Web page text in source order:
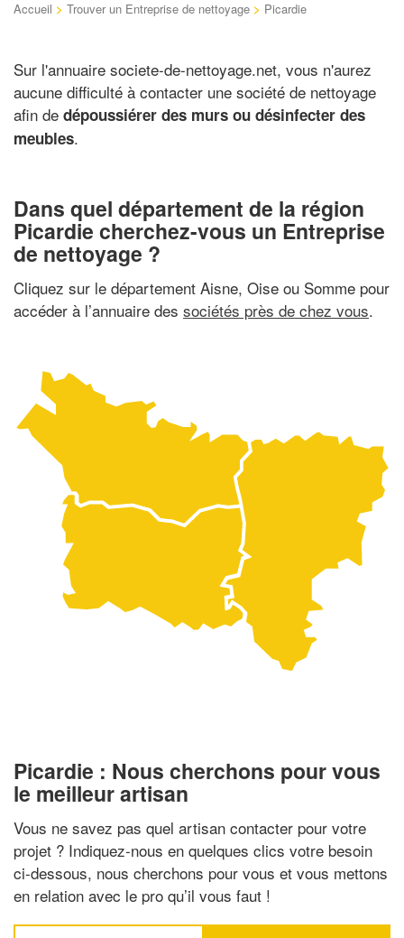
Accueil > Trouver un Entreprise de nettoyage > Picardie
Sur l'annuaire societe-de-nettoyage.net, vous n'aurez
aucune difficulté à contacter une société de nettoyage
afin de dépoussiérer des murs ou désinfecter des
meubles.
Dans quel département de la région
Picardie cherchez-vous un Entreprise
de nettoyage ?
Cliquez sur le département Aisne, Oise ou Somme pour
accéder à l’annuaire des sociétés près de chez vous.
Picardie : Nous cherchons pour vous
le meilleur artisan
Vous ne savez pas quel artisan contacter pour votre
projet ? Indiquez-nous en quelques clics votre besoin
ci-dessous, nous cherchons pour vous et vous mettons
en relation avec le pro qu’il vous faut !